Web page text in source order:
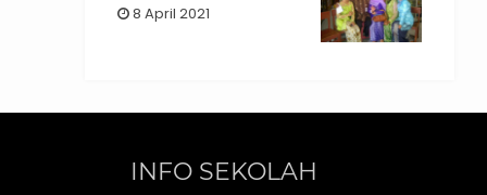
8 April 2021
INFO SEKOLAH